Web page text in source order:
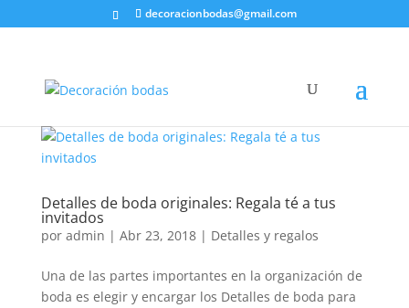
decoracionbodas@gmail.com
Detalles de boda originales: Regala té a tus
invitados
por admin | Abr 23, 2018| Detalles y regalos
Una de las partes importantes en la organización de
boda es elegir y encargar los Detalles de boda para